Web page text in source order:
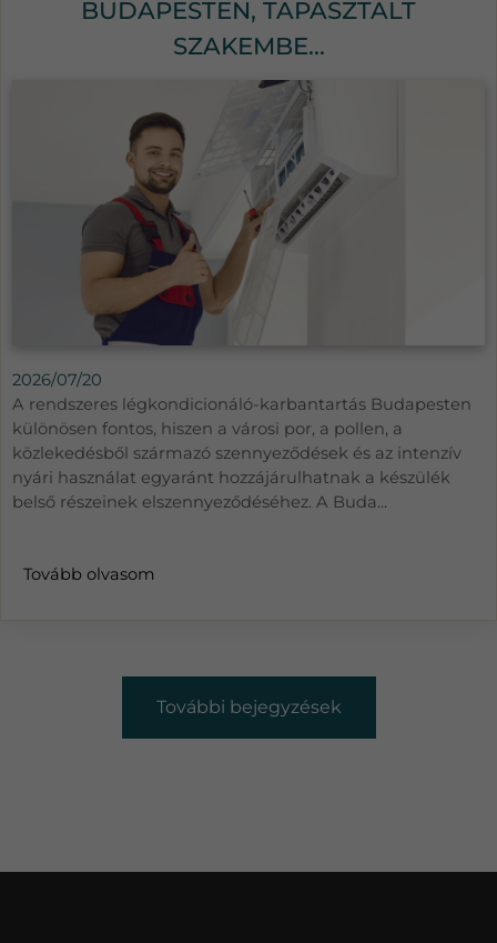
BUDAPESTEN, TAPASZTALT
SZAKEMBE...
2026/07/20
A rendszeres légkondicionáló-karbantartás Budapesten
különösen fontos, hiszen a városi por, a pollen, a
közlekedésből származó szennyeződések és az intenzív
nyári használat egyaránt hozzájárulhatnak a készülék
belső részeinek elszennyeződéséhez. A Buda...
Tovább olvasom
További bejegyzések